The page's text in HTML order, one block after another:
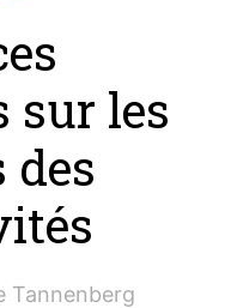
sur les
des
Tannenberg